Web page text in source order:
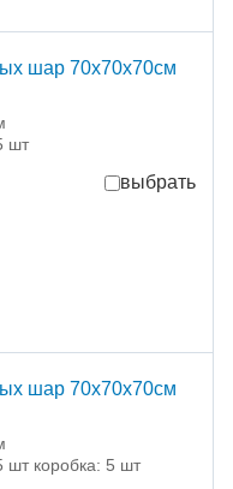
шар 70х70х70см
шт
выбрать
шар 70х70х70см
шт коробка: 5 шт